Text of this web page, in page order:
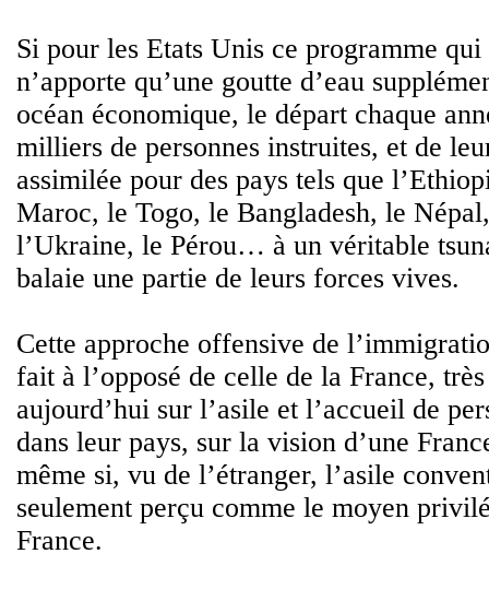
Si pour les Etats Unis ce programme qui
n’apporte qu’une goutte d’eau
océan économique, le départ chaque
milliers de personnes instruites, et de
assimilée pour des pays tels que
Maroc, le Togo, le Bangladesh, le
l’Ukraine, le Pérou… à un véritable
balaie une partie de leurs forces vives.
Cette approche offensive de
fait à l’opposé de celle de la France,
aujourd’hui sur l’asile et l’accueil de
dans leur pays, sur la vision d’une
même si, vu de l’étranger, l’asile
seulement perçu comme le moyen
France.